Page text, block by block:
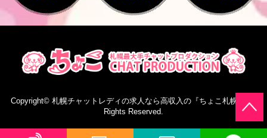
Copyright© 札幌チャットレディの求人なら高収入の『ちょこ札幌』
All
Rights Reserved.